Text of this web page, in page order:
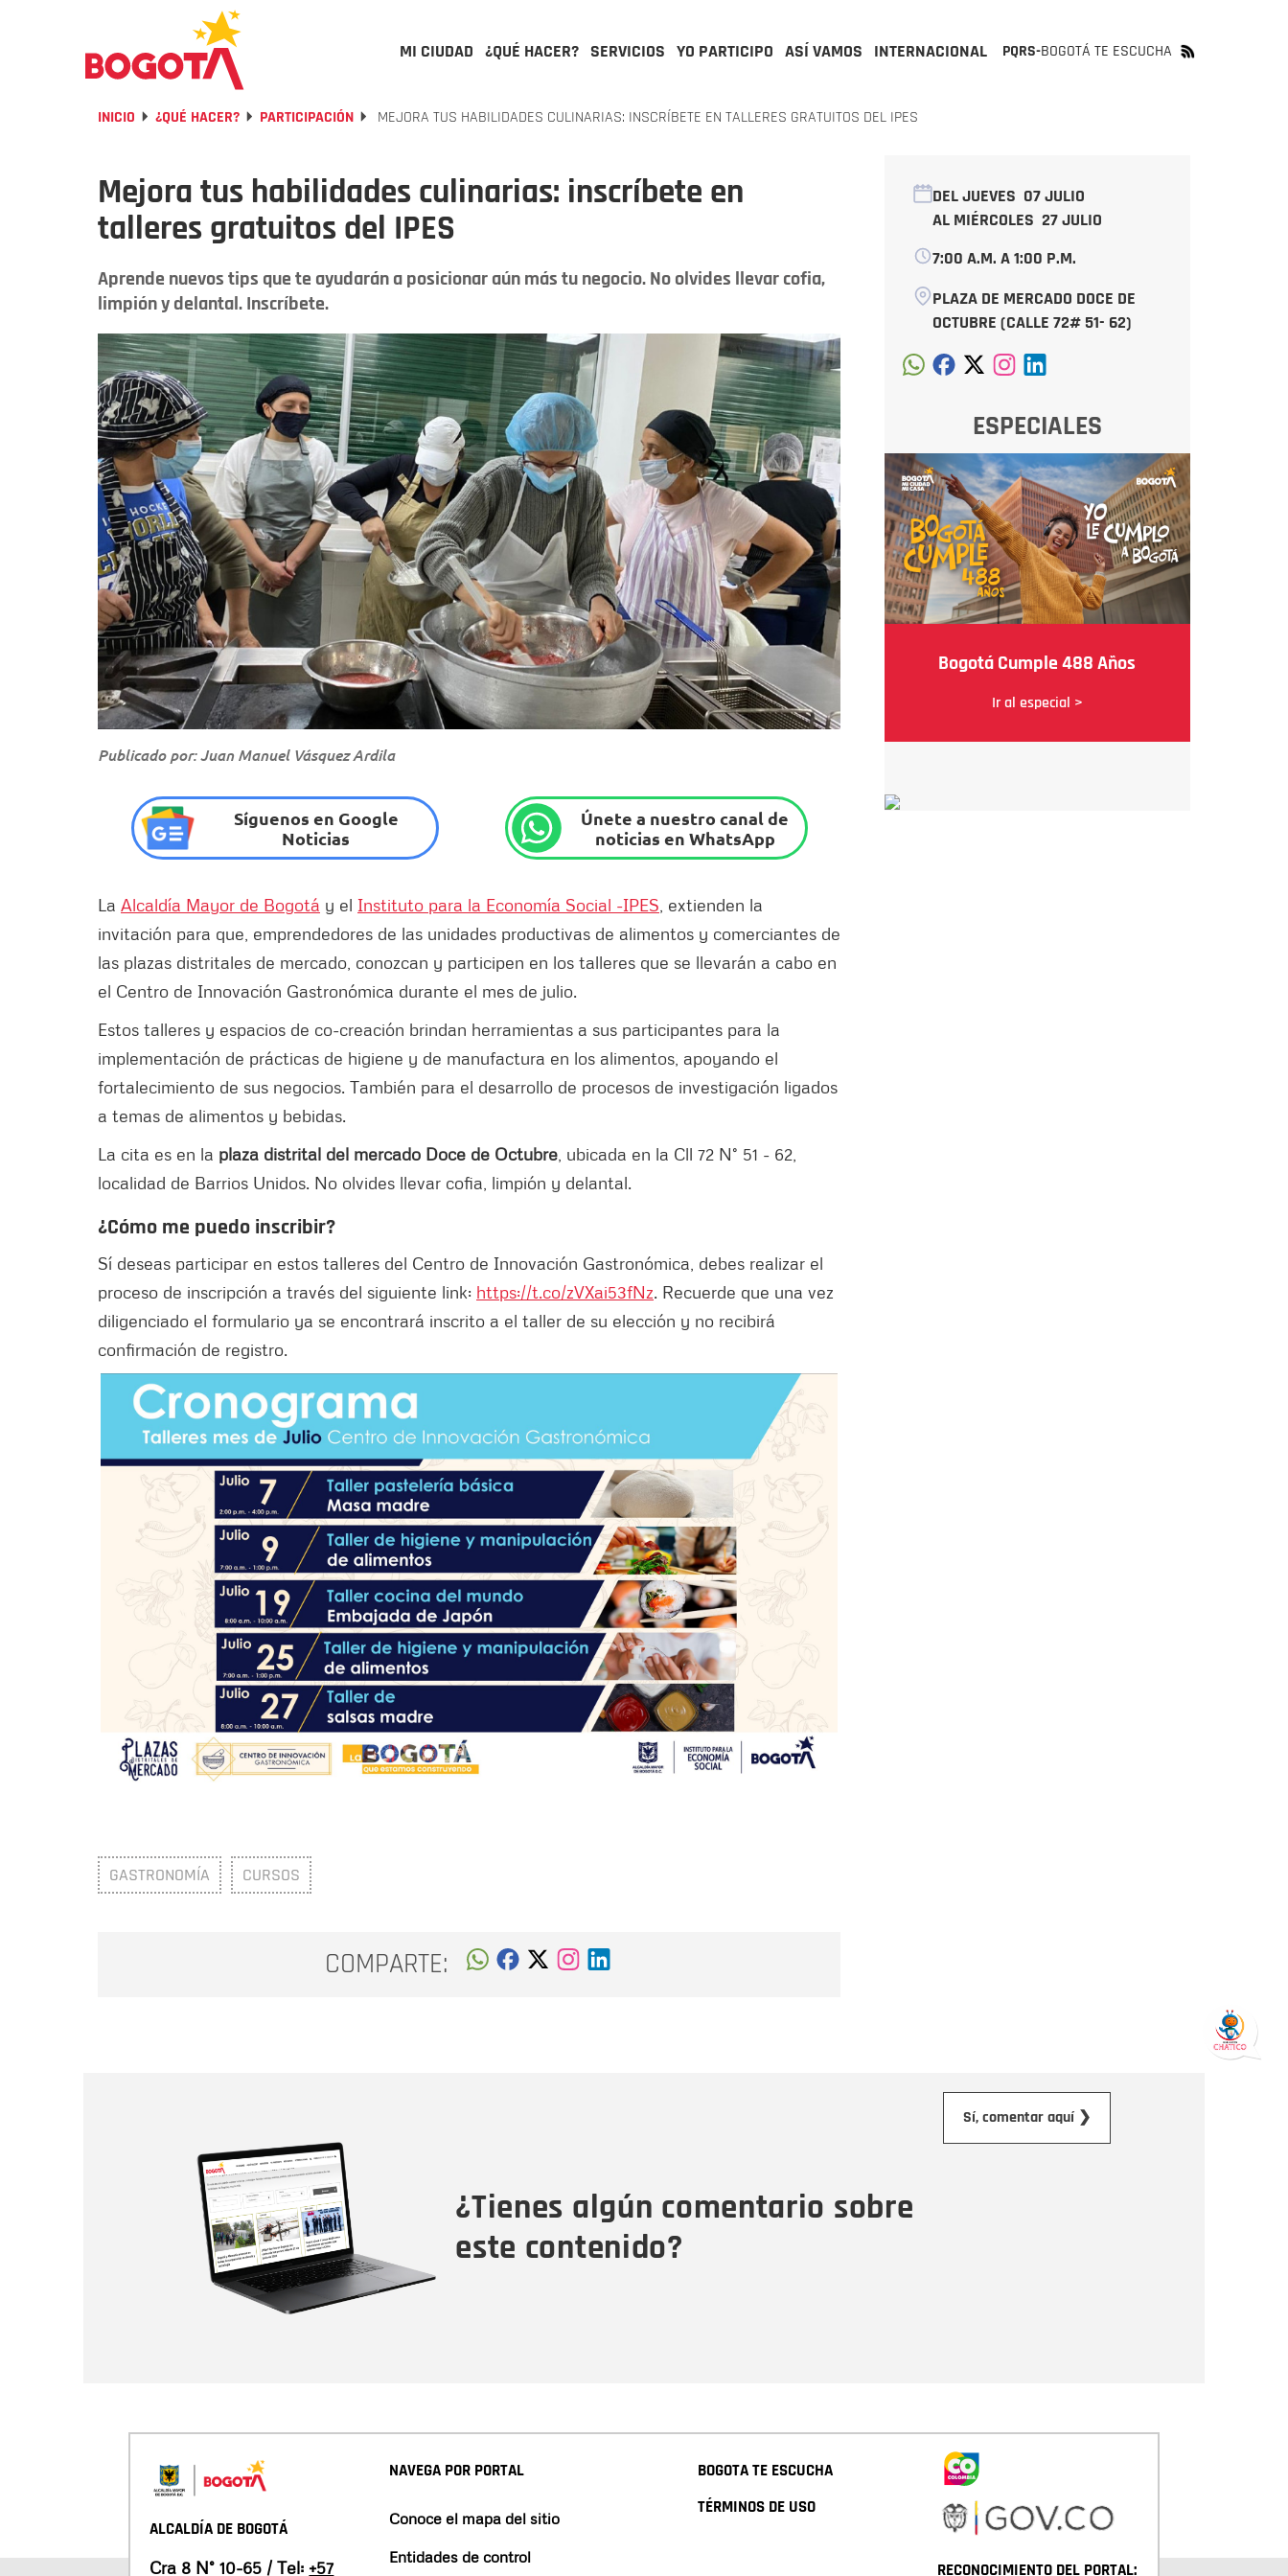
MI CIUDAD ¿QUÉ HACER? SERVICIOS YO PARTICIPO ASÍ VAMOS INTERNACIONAL PQRS-BOGOTÁ TE ESCUCHA
INICIO ¿QUÉ HACER? PARTICIPACIÓN MEJORA TUS HABILIDADES CULINARIAS: INSCRÍBETE EN TALLERES GRATUITOS DEL IPES
Mejora tus habilidades culinarias: inscríbete en
talleres gratuitos del IPES
Aprende nuevos tips que te ayudarán a posicionar aún más tu negocio. No olvides llevar cofia,
limpión y delantal. Inscríbete.
Publicado por: Juan Manuel Vásquez Ardila
Síguenos en Google
Noticias
Únete a nuestro canal de
noticias en WhatsApp
La Alcaldía Mayor de Bogotá y el Instituto para la Economía Social -IPES, extienden la
invitación para que, emprendedores de las unidades productivas de alimentos y comerciantes de
las plazas distritales de mercado, conozcan y participen en los talleres que se llevarán a cabo en
el Centro de Innovación Gastronómica durante el mes de julio.
Estos talleres y espacios de co-creación brindan herramientas a sus participantes para la
implementación de prácticas de higiene y de manufactura en los alimentos, apoyando el
fortalecimiento de sus negocios. También para el desarrollo de procesos de investigación ligados
a temas de alimentos y bebidas.
La cita es en la plaza distrital del mercado Doce de Octubre, ubicada en la Cll 72 N° 51 - 62,
localidad de Barrios Unidos. No olvides llevar cofia, limpión y delantal.
¿Cómo me puedo inscribir?
Sí deseas participar en estos talleres del Centro de Innovación Gastronómica, debes realizar el
proceso de inscripción a través del siguiente link: https://t.co/zVXai53fNz. Recuerde que una vez
diligenciado el formulario ya se encontrará inscrito a el taller de su elección y no recibirá
confirmación de registro.
GASTRONOMÍA CURSOS
COMPARTE:
DEL JUEVES 07 JULIO
AL MIÉRCOLES 27 JULIO
7:00 A.M. A 1:00 P.M.
PLAZA DE MERCADO DOCE DE
OCTUBRE (CALLE 72# 51- 62)
ESPECIALES
Bogotá Cumple 488 Años
Ir al especial >
¿Tienes algún comentario sobre
este contenido?
Sí, comentar aquí ❯
ALCALDÍA DE BOGOTÁ
Cra 8 N° 10-65 / Tel: +57
NAVEGA POR PORTAL
Conoce el mapa del sitio
Entidades de control
BOGOTA TE ESCUCHA
TÉRMINOS DE USO
RECONOCIMIENTO DEL PORTAL: